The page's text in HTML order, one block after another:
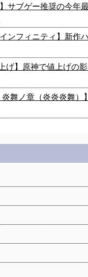
】サブゲー推奨の今年
ンフィニティ】新作
げ】原神で値上げの
炎舞ノ章（炎炎炎舞）